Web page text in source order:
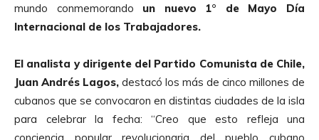
mundo conmemorando un nuevo 1° de Mayo Día
Internacional de los Trabajadores.
El analista y dirigente del Partido Comunista de Chile,
Juan Andrés Lagos, destacó los más de cinco millones de
cubanos que se convocaron en distintas ciudades de la isla
para celebrar la fecha: “Creo que esto refleja una
conciencia popular revolucionaria del pueblo cubano